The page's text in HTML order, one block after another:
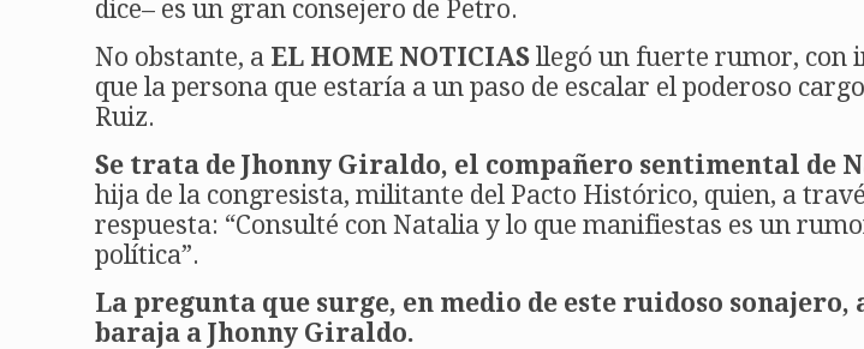
dice– es un gran consejero de Petro.
No obstante, a EL HOME NOTICIAS llegó un fuerte rumor, con
que la persona que estaría a un paso de escalar el poderoso
Ruiz.
Se trata de Jhonny Giraldo, el compañero sentimental de
hija de la congresista, militante del Pacto Histórico, quien, a
respuesta: “Consulté con Natalia y lo que manifiestas es un
política”.
La pregunta que surge, en medio de este ruidoso
baraja a Jhonny Giraldo.